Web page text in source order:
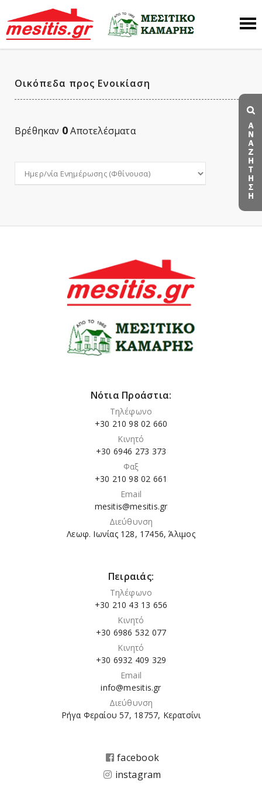
Οικόπεδα προς Ενοικίαση
Βρέθηκαν 0Αποτελέσματα
Νότια Προάστια:
Τηλέφωνο
+30 210 98 02 660
Κινητό
+30 6946 273 373
Φαξ
+30 210 98 02 661
Email
mesitis@mesitis.gr
Διεύθυνση
Λεωφ. Ιωνίας 128, 17456, Άλιμος
Πειραιάς:
Τηλέφωνο
+30 210 43 13 656
Κινητό
+30 6986 532 077
Κινητό
+30 6932 409 329
Email
info@mesitis.gr
Διεύθυνση
Ρήγα Φεραίου 57, 18757, Κερατσίνι
facebook
instagram